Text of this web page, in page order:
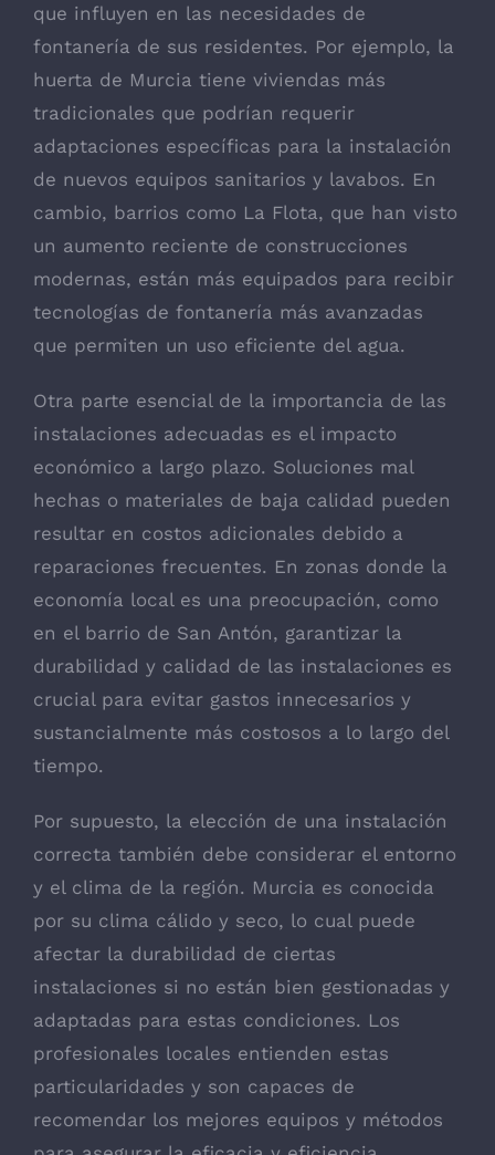
que influyen en las necesidades de
fontanería de sus residentes. Por ejemplo, la
huerta de Murcia tiene viviendas más
tradicionales que podrían requerir
adaptaciones específicas para la instalación
de nuevos equipos sanitarios y lavabos. En
cambio, barrios como La Flota, que han visto
un aumento reciente de construcciones
modernas, están más equipados para recibir
tecnologías de fontanería más avanzadas
que permiten un uso eficiente del agua.
Otra parte esencial de la importancia de las
instalaciones adecuadas es el impacto
económico a largo plazo. Soluciones mal
hechas o materiales de baja calidad pueden
resultar en costos adicionales debido a
reparaciones frecuentes. En zonas donde la
economía local es una preocupación, como
en el barrio de San Antón, garantizar la
durabilidad y calidad de las instalaciones es
crucial para evitar gastos innecesarios y
sustancialmente más costosos a lo largo del
tiempo.
Por supuesto, la elección de una instalación
correcta también debe considerar el entorno
y el clima de la región. Murcia es conocida
por su clima cálido y seco, lo cual puede
afectar la durabilidad de ciertas
instalaciones si no están bien gestionadas y
adaptadas para estas condiciones. Los
profesionales locales entienden estas
particularidades y son capaces de
recomendar los mejores equipos y métodos